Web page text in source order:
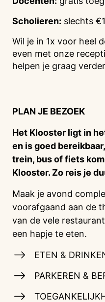
Scholieren: slechts
Wil je in 1x voor heel
even met onze
helpen je graag
PLAN JE BEZOEK
Het Klooster ligt in
en is goed
trein, bus of fiets
Klooster. Zo reis je
Maak je avond
voorafgaand aan de
van de vele
een hapje te eten.
ETEN &
PARKEREN &